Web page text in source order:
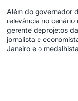
Além do governador
relevância no cenário
gerente deprojetos
jornalista e
Janeiro e o